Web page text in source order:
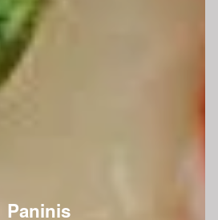
Paninis